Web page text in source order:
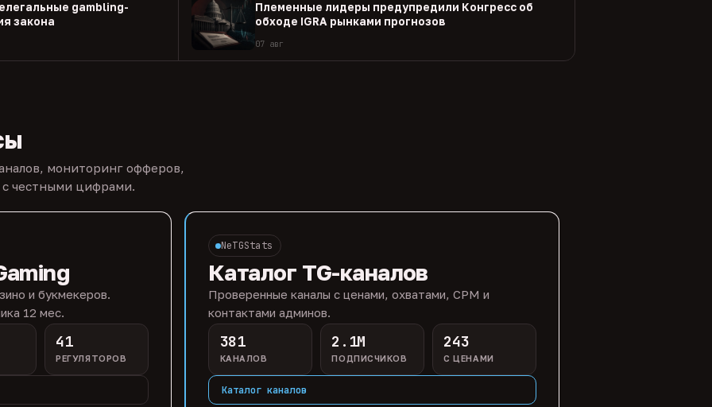
gambling-
закона
Племенные лидеры предупредили Конгресс об
обходе IGRA рынками прогнозов
07 авг
мониторинг офферов,
с честными цифрами.
и букмекеров.
12 мес.
41
РЕГУЛЯТОРОВ
NeTGStats
Каталог TG-каналов
Проверенные каналы с ценами, охватами, CPM и
контактами админов.
381
КАНАЛОВ
2.1M
ПОДПИСЧИКОВ
243
С ЦЕНАМИ
Каталог каналов